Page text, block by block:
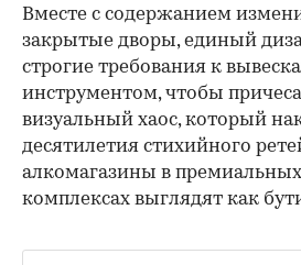
Вместе с содержанием
закрытые дворы, единый
строгие требования к
инструментом, чтобы
визуальный хаос, который
десятилетия стихийного
алкомагазины в
комплексах выглядят как